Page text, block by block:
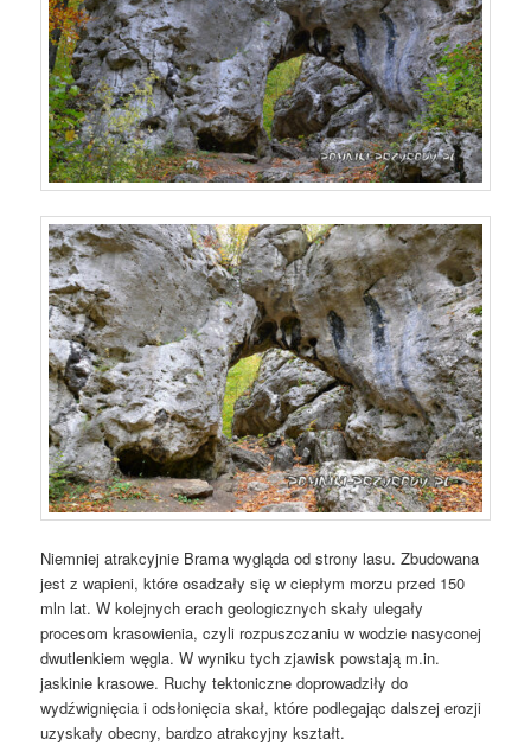
Niemniej atrakcyjnie Brama wygląda od strony lasu. Zbudowana
jest z wapieni, które osadzały się w ciepłym morzu przed 150
mln lat. W kolejnych erach geologicznych skały ulegały
procesom krasowienia, czyli rozpuszczaniu w wodzie nasyconej
dwutlenkiem węgla. W wyniku tych zjawisk powstają m.in.
jaskinie krasowe. Ruchy tektoniczne doprowadziły do
wydźwignięcia i odsłonięcia skał, które podlegając dalszej erozji
uzyskały obecny, bardzo atrakcyjny kształt.